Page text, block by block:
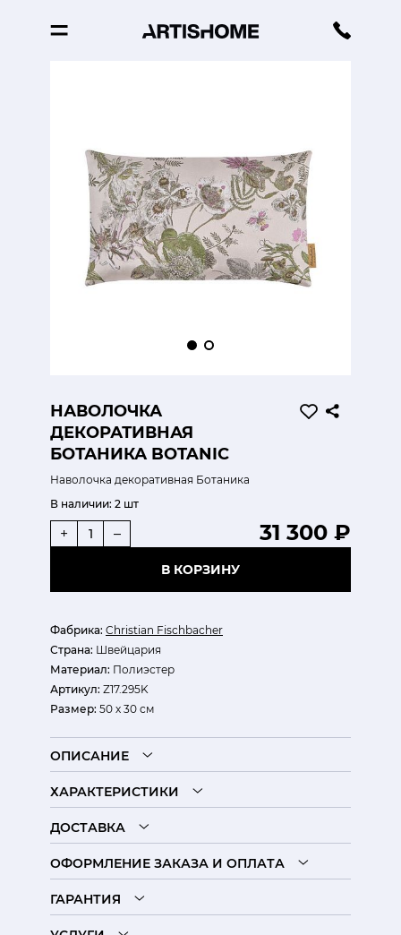
НАВОЛОЧКА
ДЕКОРАТИВНАЯ
БОТАНИКА BOTANIC
Наволочка декоративная Ботаника
Фабрика: Christian Fischbacher
Страна: Швейцария
Материал: Полиэстер
Артикул: Z17.295K
Размер: 50 х 30 см
В наличии: 2 шт
31 300 ₽
+ –
В КОРЗИНУ
ОПИСАНИЕ
ХАРАКТЕРИСТИКИ
ДОСТАВКА
ОФОРМЛЕНИЕ ЗАКАЗА И ОПЛАТА
ГАРАНТИЯ